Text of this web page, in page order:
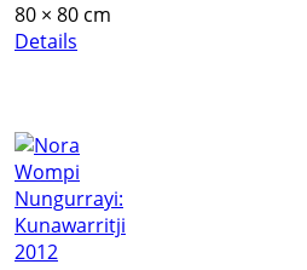
80 × 80 cm
Details